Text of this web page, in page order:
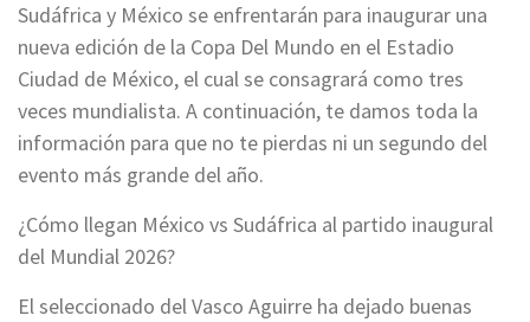
Sudáfrica y México se enfrentarán para inaugurar una
nueva edición de la Copa Del Mundo en el Estadio
Ciudad de México, el cual se consagrará como tres
veces mundialista. A continuación, te damos toda la
información para que no te pierdas ni un segundo del
evento más grande del año.
¿Cómo llegan México vs Sudáfrica al partido inaugural
del Mundial 2026?
El seleccionado del Vasco Aguirre ha dejado buenas